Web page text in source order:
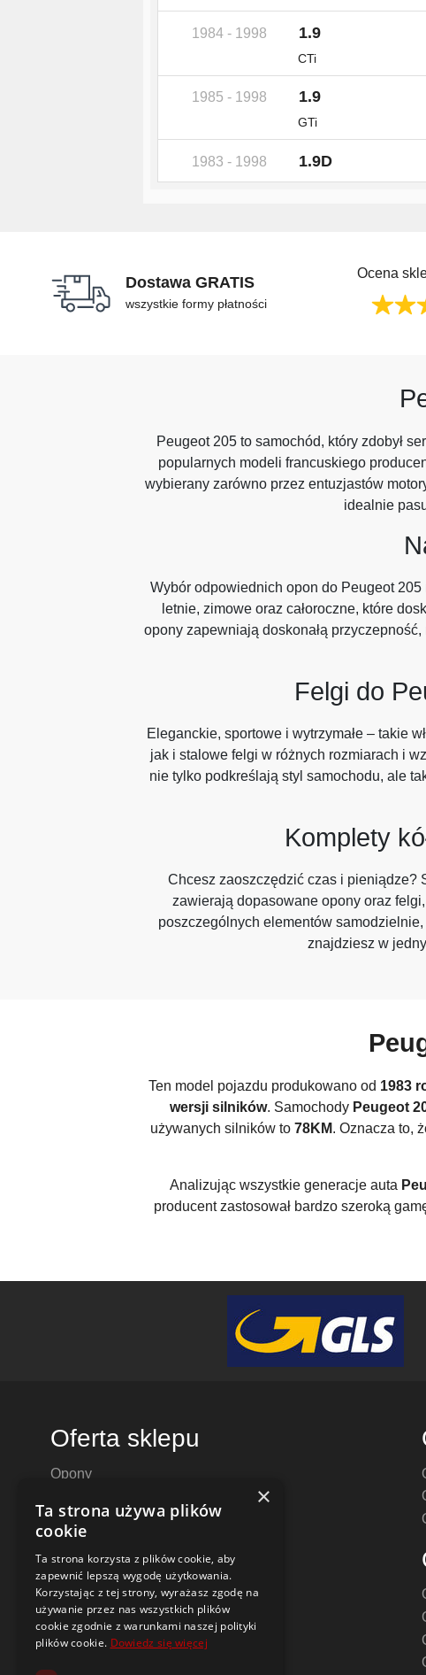
1984 - 1998 1.9
CTi
1985 - 1998 1.9
GTi
1983 - 1998 1.9D
Dostawa GRATIS
wszystkie formy płatności
Ocena
Peugeot 205 to samochód, który zdobył
popularnych modeli francuskiego
wybierany zarówno przez entuzjastów
idealnie
Wybór odpowiednich opon do Peugeot
letnie, zimowe oraz całoroczne, które
opony zapewniają doskonałą
Felgi do
Eleganckie, sportowe i wytrzymałe – takie
jak i stalowe felgi w różnych rozmiarach i
nie tylko podkreślają styl samochodu, ale
Komplety
Chcesz zaoszczędzić czas i pieniądze?
zawierają dopasowane opony oraz
poszczególnych elementów
znajdziesz w
Ten model pojazdu produkowano od 1983
wersji silników. Samochody Peugeot
używanych silników to 78KM. Oznacza to,
Analizując wszystkie generacje auta
producent zastosował bardzo szeroką
Oferta sklepu
Opony
Felgi stalowe
Alufelgi
Komplety kół
Dętki motocyklowe i do skuterów
Czujniki ciśnienia TPMS
Narzędzia i poradniki
×
Ta strona używa plików
cookie
Ta strona korzysta z plików cookie, aby
zapewnić lepszą wygodę użytkowania.
Korzystając z tej strony, wyrażasz zgodę na
używanie przez nas wszystkich plików
cookie zgodnie z warunkami naszej polityki
plików cookie. Dowiedz się więcej